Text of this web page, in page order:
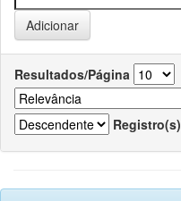
Resultados/Página
Registro(s)